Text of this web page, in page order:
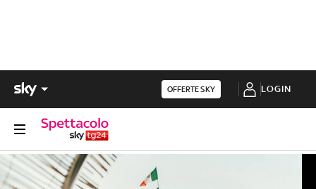
OFFERTE SKY LOGIN